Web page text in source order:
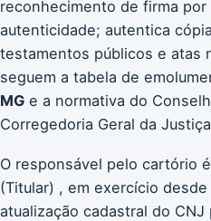
reconhecimento de firma por
autenticidade; autentica
testamentos públicos e atas
seguem a tabela de
MG e a normativa do
Corregedoria Geral da
O responsável pelo cartório é
(Titular) , em exercício
atualização cadastral do